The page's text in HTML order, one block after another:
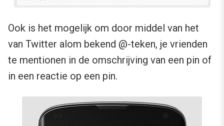
Ook is het mogelijk om door middel van het
van Twitter alom bekend @-teken, je vrienden
te mentionen in de omschrijving van een pin of
in een reactie op een pin.